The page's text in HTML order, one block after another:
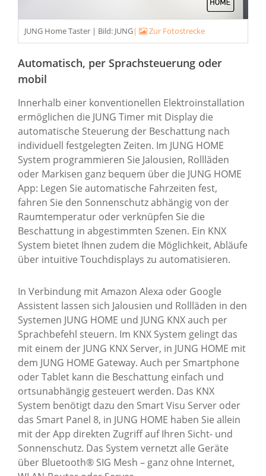
JUNG Home Taster | Bild: JUNG| Zur Fotostrecke
Automatisch, per Sprachsteuerung oder
mobil
Innerhalb einer konventionellen Elektroinstallation
ermöglichen die JUNG Timer mit Display die
automatische Steuerung der Beschattung nach
individuell festgelegten Zeiten. Im JUNG HOME
System programmieren Sie Jalousien, Rollläden
oder Markisen ganz bequem über die JUNG HOME
App: Legen Sie automatische Fahrzeiten fest,
fahren Sie den Sonnenschutz abhängig von der
Raumtemperatur oder verknüpfen Sie die
Beschattung in abgestimmten Szenen. Ein KNX
System bietet Ihnen zudem die Möglichkeit, Abläufe
über intuitive Touchdisplays zu automatisieren.
In Verbindung mit Amazon Alexa oder Google
Assistent lassen sich Jalousien und Rollläden in den
Systemen JUNG HOME und JUNG KNX auch per
Sprachbefehl steuern. Im KNX System gelingt das
mit einem der JUNG KNX Server, in JUNG HOME mit
dem JUNG HOME Gateway. Auch per Smartphone
oder Tablet kann die Beschattung einfach und
ortsunabhängig gesteuert werden. Das KNX
System benötigt dazu den Smart Visu Server oder
das Smart Panel 8, in JUNG HOME haben Sie allein
mit der App direkten Zugriff auf Ihren Sicht- und
Sonnenschutz. Das System vernetzt alle Geräte
über Bluetooth® SIG Mesh – ganz ohne Internet,